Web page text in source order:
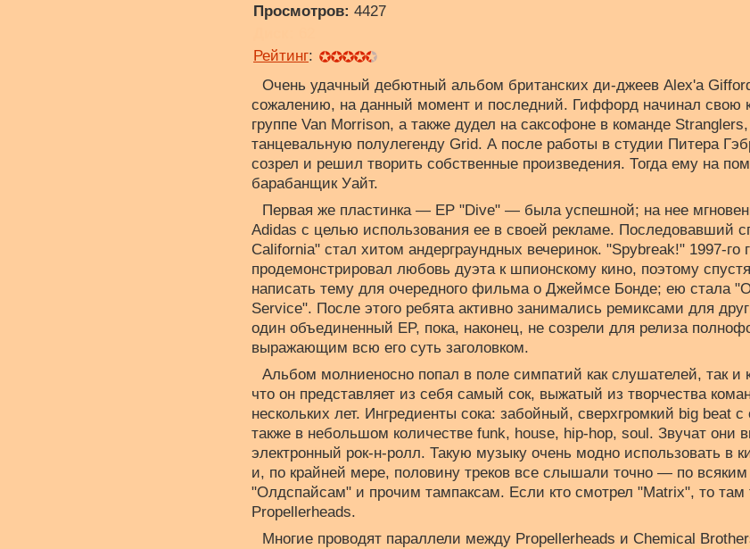
Просмотров: 4427
Рейтинг:
Очень удачный дебютный альбом британских ди-джеев Alex'а
сожалению, на данный момент и последний. Гиффорд начинал свою
группе Van Morrison, а также дудел на саксофоне в команде
танцевальную полулегенду Grid. А после работы в студии Питера
созрел и решил творить собственные произведения. Тогда ему на
барабанщик Уайт.
Первая же пластинка — EP "Dive" — была успешной; на нее
Adidas с целью использования ее в своей рекламе. Последовавший
California" стал хитом андерграундных вечеринок. "Spybreak!" 1997-го
продемонстрировал любовь дуэта к шпионскому кино, поэтому
написать тему для очередного фильма о Джеймсе Бонде; ею стала
Service". После этого ребята активно занимались ремиксами для
один объединенный EP, пока, наконец, не созрели для релиза
выражающим всю его суть заголовком.
Альбом молниеносно попал в поле симпатий как слушателей, так и
что он представляет из себя самый сок, выжатый из творчества
нескольких лет. Ингредиенты сока: забойный, сверхгромкий big beat
также в небольшом количестве funk, house, hip-hop, soul. Звучат они
электронный рок-н-ролл. Такую музыку очень модно использовать в
и, по крайней мере, половину треков все слышали точно — по
"Олдспайсам" и прочим тампаксам. Если кто смотрел "Matrix", то там
Propellerheads.
Многие проводят параллели между Propellerheads и Chemical